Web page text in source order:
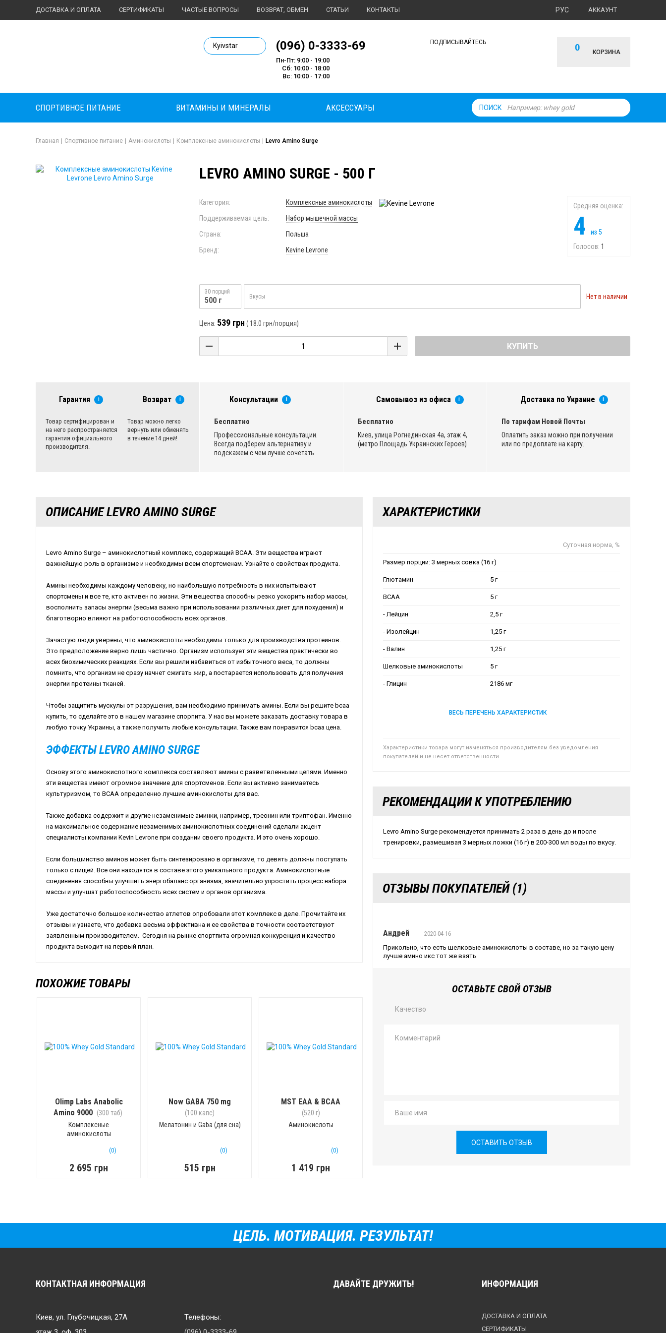
ДОСТАВКА И ОПЛАТА СЕРТИФИКАТЫ ЧАСТЫЕ ВОПРОСЫ ВОЗВРАТ, ОБМЕН СТАТЬИ КОНТАКТЫ АККАУНТ
РУС
Body Market №1 магазин спортивного питания
Kyivstar (096) 0-3333-69
Пн-Пт: 9:00 - 19:00
Сб: 10:00 - 18:00
Вс: 10:00 - 17:00
0 КОРЗИНА
ПОДПИСЫВАЙТЕСЬ
ПОИСК
СПОРТИВНОЕ ПИТАНИЕ ВИТАМИНЫ И МИНЕРАЛЫ АКСЕССУАРЫ
Главная Спортивное питание Аминокислоты Комплексные аминокислоты Levro Amino Surge
LEVRO AMINO SURGE - 500 Г
Средняя оценка:
4 из 5
Голосов: 1
Категория:
Комплексные аминокислоты
Поддерживаемая цель:
Набор мышечной массы
Страна:
Польша
Бренд:
Kevine Levrone
30 порций
500 г Вкусы Нет в наличии
Цена: 539 грн ( 18.0 грн/порция)
КУПИТЬ
Гарантия i
Товар сертифицирован и
на него распространяется
гарантия официального
производителя.
Возврат i
Товар можно легко
вернуть или обменять
в течение 14 дней!
Консультации i
Бесплатно
Профессиональные консультации.
Всегда подберем альтернативу и
подскажем с чем лучше сочетать.
Самовывоз из офиса i
Бесплатно
Киев, улица Рогнединская 4а, этаж 4,
(метро Площадь Украинских Героев)
Доставка по Украине i
По тарифам Новой Почты
Оплатить заказ можно при получении
или по предоплате на карту.
ОПИСАНИЕ LEVRO AMINO SURGE
Levro Amino Surge – аминокислотный комплекс, содержащий ВСАА. Эти вещества играют
важнейшую роль в организме и необходимы всем спортсменам. Узнайте о свойствах продукта.
Амины необходимы каждому человеку, но наибольшую потребность в них испытывают
спортсмены и все те, кто активен по жизни. Эти вещества способны резко ускорить набор массы,
восполнить запасы энергии (весьма важно при использовании различных диет для похудения) и
благотворно влияют на работоспособность всех органов.
Зачастую люди уверены, что аминокислоты необходимы только для производства протеинов.
Это предположение верно лишь частично. Организм использует эти вещества практически во
всех биохимических реакциях. Если вы решили избавиться от избыточного веса, то должны
помнить, что организм не сразу начнет сжигать жир, а постарается использовать для получения
энергии протеины тканей.
Чтобы защитить мускулы от разрушения, вам необходимо принимать амины. Если вы решите bcaa
купить, то сделайте это в нашем магазине спорпита. У нас вы можете заказать доставку товара в
любую точку Украины, а также получить любые консультации. Также вам понравится bcaa цена.
ЭФФЕКТЫ LEVRO AMINO SURGE
Основу этого аминокислотного комплекса составляют амины с разветвленными цепями. Именно
эти вещества имеют огромное значение для спортсменов. Если вы активно занимаетесь
культуризмом, то ВСАА определенно лучшие аминокислоты для вас.
Также добавка содержит и другие незаменимые аминки, например, треонин или триптофан. Именно
на максимальное содержание незаменимых аминокислотных соединений сделали акцент
специалисты компании Kevin Levrone при создании своего продукта. И это очень хорошо.
Если большинство аминов может быть синтезировано в организме, то девять должны поступать
только с пищей. Все они находятся в составе этого уникального продукта. Аминокислотные
соединения способны улучшить энергобаланс организма, значительно упростить процесс набора
массы и улучшат работоспособность всех систем и органов организма.
Уже достаточно большое количество атлетов опробовали этот комплекс в деле. Прочитайте их
отзывы и узнаете, что добавка весьма эффективна и ее свойства в точности соответствуют
заявленным производителем. Сегодня на рынке спортпита огромная конкуренция и качество
продукта выходит на первый план.
ПОХОЖИЕ ТОВАРЫ
Olimp Labs Anabolic
Amino 9000 (300 таб)
Комплексные
аминокислоты
(0)
2 695 грн
Now GABA 750 mg
(100 капс)
Мелатонин и Gaba (для сна)
(0)
515 грн
MST EAA & BCAA
(520 г)
Аминокислоты
(0)
1 419 грн
ХАРАКТЕРИСТИКИ
Суточная норма, %
Размер порции: 3 мерных совка (16 г)
Глютамин 5 г
BCAA 5 г
- Лейцин 2,5 г
- Изолейцин 1,25 г
- Валин 1,25 г
Шелковые аминокислоты 5 г
- Глицин 2186 мг
ВЕСЬ ПЕРЕЧЕНЬ ХАРАКТЕРИСТИК
Характеристики товара могут изменяться производителям без уведомления
покупателей и не несет ответственности
РЕКОМЕНДАЦИИ К УПОТРЕБЛЕНИЮ
Levro Amino Surge рекомендуется принимать 2 раза в день до и после
тренировки, размешивая 3 мерных ложки (16 г) в 200-300 мл воды по вкусу.
ОТЗЫВЫ ПОКУПАТЕЛЕЙ (1)
Андрей
2020-04-16
Прикольно, что есть шелковые аминокислоты в составе, но за такую цену
лучше амино икс тот же взять
ОСТАВЬТЕ СВОЙ ОТЗЫВ
Качество
ОСТАВИТЬ ОТЗЫВ
ЦЕЛЬ. МОТИВАЦИЯ. РЕЗУЛЬТАТ!
КОНТАКТНАЯ ИНФОРМАЦИЯ
Киев, ул. Глубочицкая, 27А
Телефоны:
ДАВАЙТЕ ДРУЖИТЬ! ИНФОРМАЦИЯ
ДОСТАВКА И ОПЛАТА
СЕРТИФИКАТЫ